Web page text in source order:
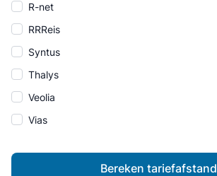
R-net
RRReis
Syntus
Thalys
Veolia
Vias
Bereken tariefafstand